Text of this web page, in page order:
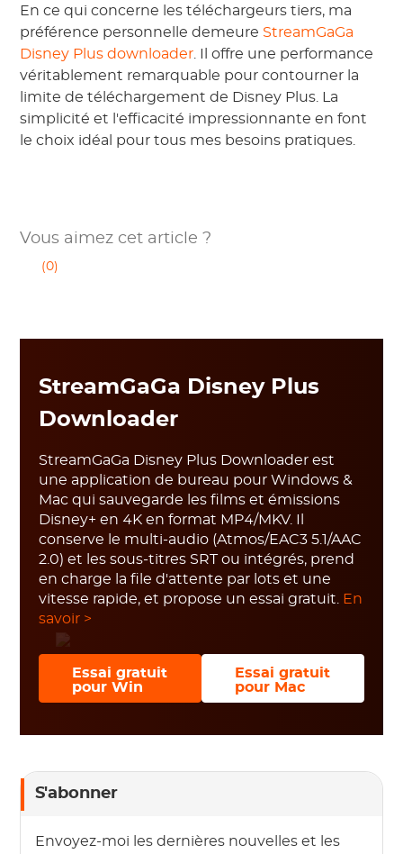
En ce qui concerne les téléchargeurs tiers, ma
préférence personnelle demeure StreamGaGa
Disney Plus downloader. Il offre une performance
véritablement remarquable pour contourner la
limite de téléchargement de Disney Plus. La
simplicité et l'efficacité impressionnante en font
le choix idéal pour tous mes besoins pratiques.
Vous aimez cet article ?
(0)
StreamGaGa Disney Plus
Downloader
StreamGaGa Disney Plus Downloader est
une application de bureau pour Windows &
Mac qui sauvegarde les films et émissions
Disney+ en 4K en format MP4/MKV. Il
conserve le multi-audio (Atmos/EAC3 5.1/AAC
2.0) et les sous-titres SRT ou intégrés, prend
en charge la file d'attente par lots et une
vitesse rapide, et propose un essai gratuit. En
savoir >
Essai gratuit
pour Win
Essai gratuit
pour Mac
S'abonner
Envoyez-moi les dernières nouvelles et les